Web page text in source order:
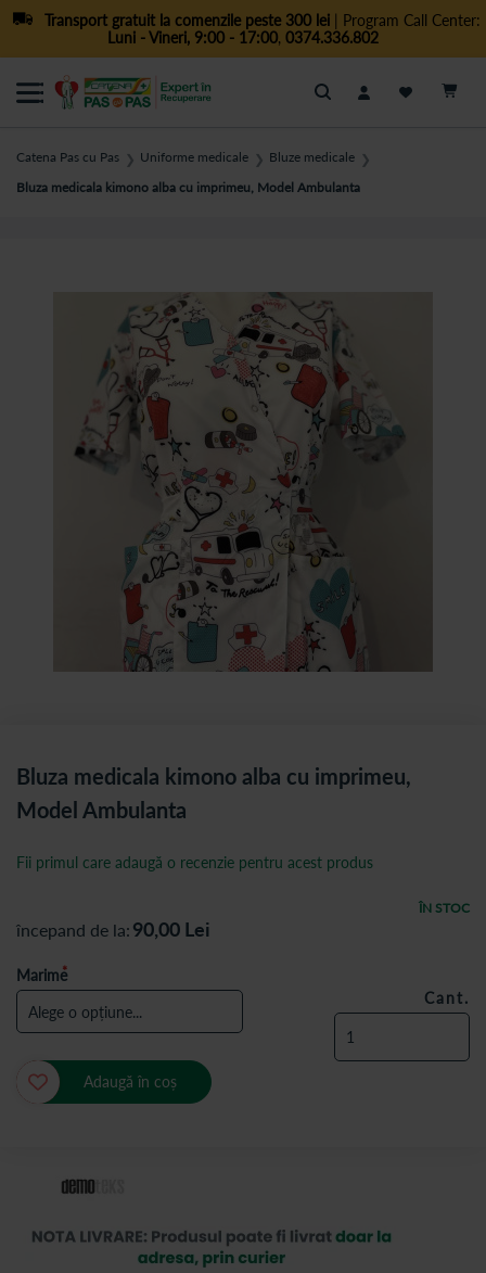
Transport gratuit la comenzile peste 300 lei| Program Call Center:
Luni - Vineri, 9:00 - 17:00, 0374.336.802
Cautare
Catena Pas cu Pas ❯ Uniforme medicale ❯ Bluze medicale ❯
Bluza medicala kimono alba cu imprimeu, Model Ambulanta
Bluza medicala kimono alba cu imprimeu,
Model Ambulanta
ÎN STOC
Fii primul care adaugă o recenzie pentru acest produs
începand de la 90,00 Lei
Marime
Cant.
Adaugă în coș